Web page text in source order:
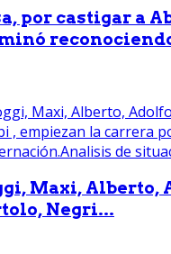
por castigar a
Maxi, Alberto,
Negri...